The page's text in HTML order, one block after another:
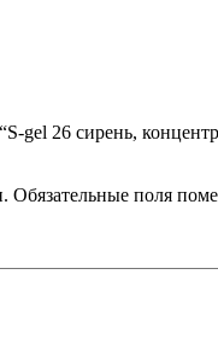
gel 26 сирень,
Обязательные поля